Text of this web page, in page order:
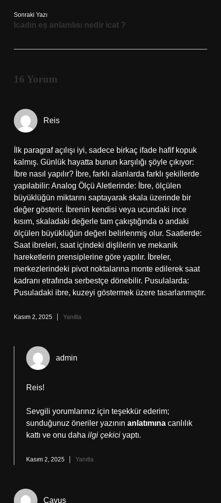
Sonraki Yazı
Icadın eş anlamlısı nedir icat ?
16 Yorum
Reis
İlk paragraf açılışı iyi, sadece birkaç ifade hafif kopuk
kalmış. Günlük hayatta bunun karşılığı şöyle çıkıyor:
İbre nasıl yapılır? İbre, farklı alanlarda farklı şekillerde
yapılabilir: Analog Ölçü Aletlerinde: İbre, ölçülen
büyüklüğün miktarını saptayarak skala üzerinde bir
değer gösterir. İbrenin kendisi veya ucundaki ince
kısım, skaladaki değerle tam çakıştığında o andaki
ölçülen büyüklüğün değeri belirlenmiş olur. Saatlerde:
Saat ibreleri, saat içindeki dişlilerin ve mekanik
hareketlerin prensiplerine göre yapılır. İbreler,
merkezlerindeki pivot noktalarına monte edilerek saat
kadranı etrafında serbestçe dönebilir. Pusulalarda:
Pusuladaki ibre, kuzeyi göstermek üzere tasarlanmıştır.
Kasım 2, 2025 Yanıtla
admin
Reis!
Sevgili yorumlarınız için teşekkür ederim;
sunduğunuz öneriler yazının anlatımına canlılık
kattı ve onu daha ilgi çekici yaptı.
Kasım 2, 2025 Yanıtla
Çavuş